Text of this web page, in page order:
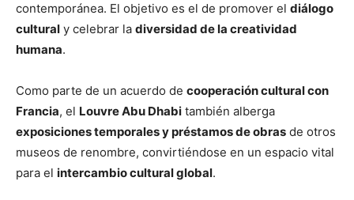
contemporánea. El objetivo es el de promover el diálogo
cultural y celebrar la diversidad de la creatividad
humana.
Como parte de un acuerdo de cooperación cultural con
Francia, el Louvre Abu Dhabi también alberga
exposiciones temporales y préstamos de obras de otros
museos de renombre, convirtiéndose en un espacio vital
para el intercambio cultural global.